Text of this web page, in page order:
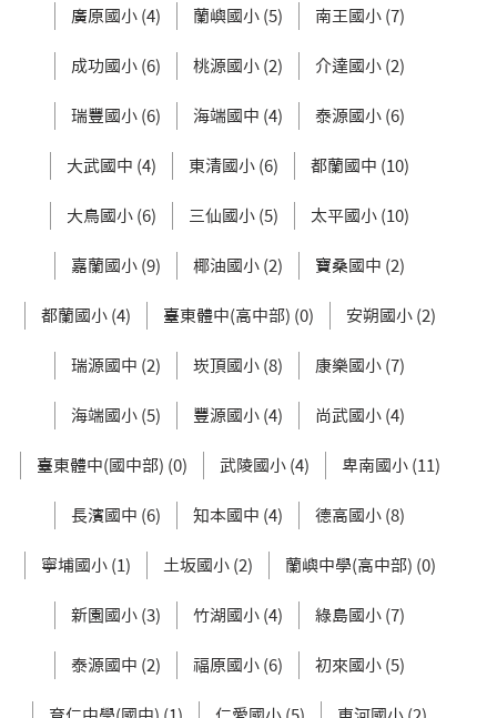
廣原國小 (4) 蘭嶼國小 (5) 南王國小 (7)
成功國小 (6) 桃源國小 (2) 介達國小 (2)
瑞豐國小 (6) 海端國中 (4) 泰源國小 (6)
大武國中 (4) 東清國小 (6) 都蘭國中 (10)
大鳥國小 (6) 三仙國小 (5) 太平國小 (10)
嘉蘭國小 (9) 椰油國小 (2) 寶桑國中 (2)
都蘭國小 (4) 臺東體中(高中部) (0) 安朔國小 (2)
瑞源國中 (2) 崁頂國小 (8) 康樂國小 (7)
海端國小 (5) 豐源國小 (4) 尚武國小 (4)
臺東體中(國中部) (0) 武陵國小 (4) 卑南國小 (11)
長濱國中 (6) 知本國中 (4) 德高國小 (8)
寧埔國小 (1) 土坂國小 (2) 蘭嶼中學(高中部) (0)
新園國小 (3) 竹湖國小 (4) 綠島國小 (7)
泰源國中 (2) 福原國小 (6) 初來國小 (5)